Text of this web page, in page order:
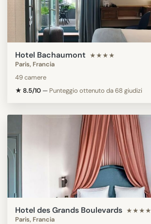
Hotel Bachaumont ★★★★
Paris, Francia
49 camere
★ 8.5/10 — Punteggio ottenuto da 68 giudizi
Hotel des Grands Boulevards ★★★★
Paris, Francia